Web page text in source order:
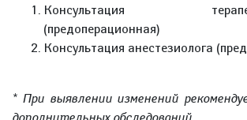
Консультация
(предоперационная)
Консультация анестезиолога
* При выявлении изменений